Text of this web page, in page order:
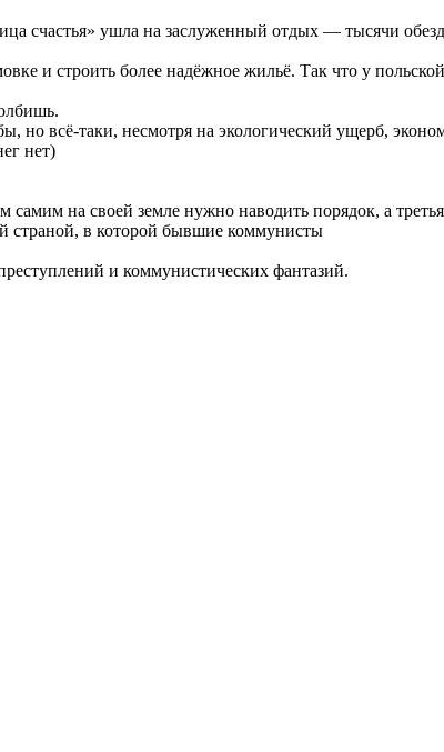
счастья» ушла на заслуженный отдых — тысячи
и строить более надёжное жильё. Так что у
но всё-таки, несмотря на экологический ущерб,
нет)
на своей земле нужно наводить порядок, а
страной, в которой бывшие коммунисты
и коммунистических фантазий.